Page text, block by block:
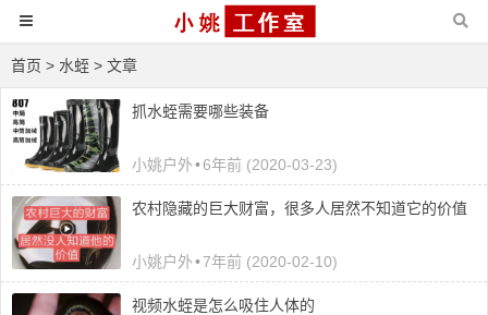
首页 > 水蛭 > 文章
抓水蛭需要哪些装备
小姚户外•6年前 (2020-03-23)
农村隐藏的巨大财富，很多人居然不知道它的价值
小姚户外•7年前 (2020-02-10)
视频水蛭是怎么吸住人体的